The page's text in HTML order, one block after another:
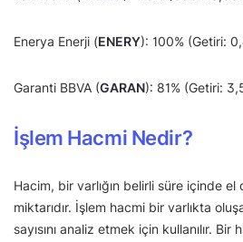
Enerya Enerji (ENERY): 100% (Getiri:
Garanti BBVA (GARAN): 81% (Getiri:
İşlem Hacmi Nedir?
Hacim, bir varlığın belirli süre içinde
miktarıdır. İşlem hacmi bir varlıkta
sayısını analiz etmek için kullanılır. Bir